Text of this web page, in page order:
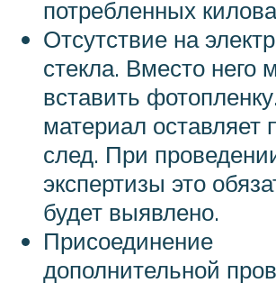
потребленных
Отсутствие на
стекла. Вместо него
вставить
материал оставляет
след. При
экспертизы это
будет выявлено.
Присоединение
дополнительной